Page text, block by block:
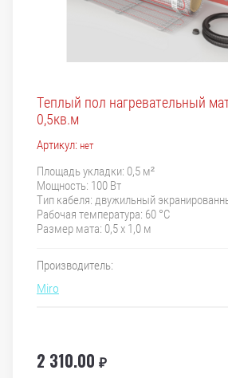
Теплый пол нагревательный
0,5кв.м
Артикул: нет
Площадь укладки: 0,5 м²
Мощность: 100 Вт
Тип кабеля: двужильный
Рабочая температура: 60 °C
Размер мата: 0,5 х 1,0 м
Производитель:
Miro
2 310.00 ₽